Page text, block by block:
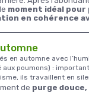
moment idéal
en cohérence
en automne avec
poumons) :
ils travaillent en
de purge